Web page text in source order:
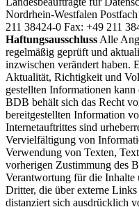
Nordrhein-Westfalen
211 38424-0 Fax: +49 211
Haftungsausschluss Alle
regelmäßig geprüft und
inzwischen verändert haben.
Aktualität, Richtigkeit und
gestellten Informationen
BDB behält sich das Recht
bereitgestellten Information
Internetauftrittes sind
Vervielfältigung von
Verwendung von Texten,
vorherigen Zustimmung des
Verantwortung für die Inhalte
Dritter, die über externe
distanziert sich ausdrücklich